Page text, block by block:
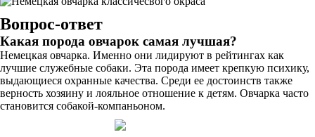
Вопрос-ответ
Какая порода овчарок самая лучшая?
Немецкая овчарка. Именно они лидируют в рейтингах как
лучшие служебные собаки. Эта порода имеет крепкую психику,
выдающиеся охранные качества. Среди ее достоинств также
верность хозяину и лояльное отношение к детям. Овчарка часто
становится собакой-компаньоном.